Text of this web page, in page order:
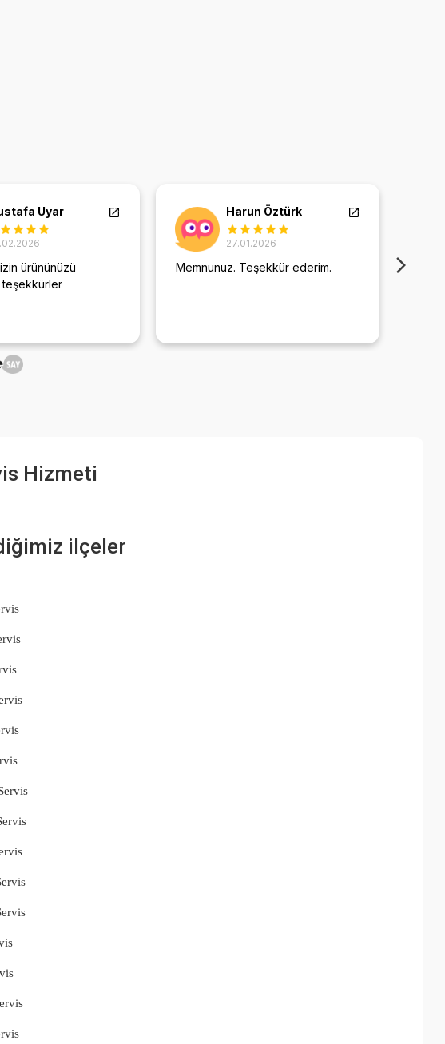
Uyar
ürününüzü
teşekkürler
Harun Öztürk
27.01.2026
Memnunuz. Teşekkür ederim.
Hizmeti
ilçeler